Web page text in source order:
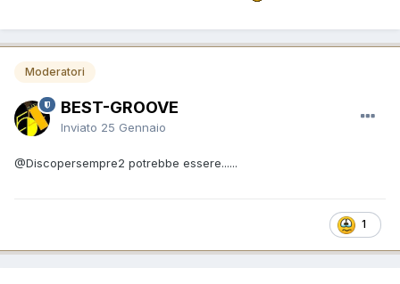
Moderatori
BEST-GROOVE
Inviato 25 Gennaio
@Discopersempre2 potrebbe essere......
1